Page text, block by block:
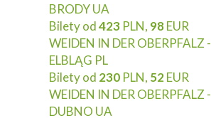
BRODY UA
Bilety od423 PLN, 98EUR
WEIDEN IN DER OBERPFALZ -
ELBLĄG PL
Bilety od 230 PLN, 52EUR
WEIDEN IN DER OBERPFALZ -
DUBNO UA